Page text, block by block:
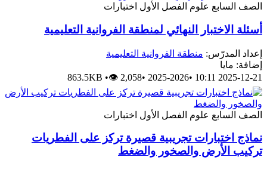
الصف السابع علوم الفصل الأول اختبارات
أسئلة الاختبار النهائي لمنطقة الفروانية التعليمية
إعداد المدرّس: منطقة الفروانية التعليمية
إضافة: مايا
2025-12-21 10:11
•
2025-2026
•
863.5KB •👁 2,058
الصف السابع علوم الفصل الأول اختبارات
نماذج اختبارات تجريبية قصيرة تركز على الفطريات
تركيب الأرض والصخور والضغط